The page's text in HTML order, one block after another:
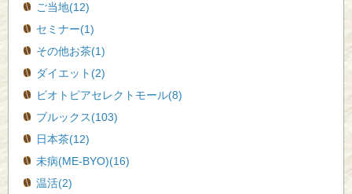
ご当地(12)
セミナー(1)
その他お茶(1)
ダイエット(2)
ビオトピアセレクトモール(8)
ブルックス(103)
日本茶(12)
未病(ME-BYO)(16)
温活(2)